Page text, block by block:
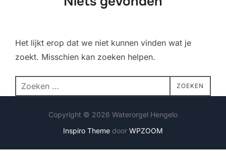
Het lijkt erop dat we niet kunnen vinden wat je
zoekt. Misschien kan zoeken helpen.
Zoek
naar:
ZOEKEN
Copyright © 2026 Waterorgel Hengelo
Inspiro Theme door WPZOOM